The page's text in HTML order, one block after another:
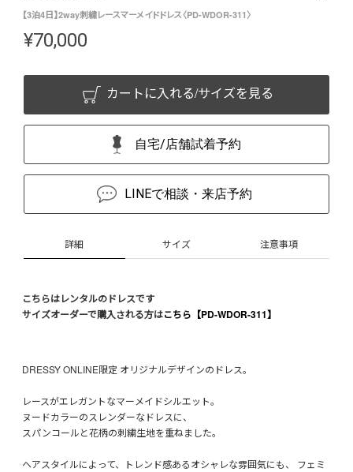
【3泊4日】2way刺繍レースマーメイドドレス〈PD-WDOR-311〉
¥70,000
カートに入れる/サイズを見る
自宅/店舗試着予約
LINEで相談・来店予約
詳細 サイズ 注意事項
こちらはレンタルのドレスです
サイズオーダーで購入される方はこちら【PD-WDOR-311】
DRESSY ONLINE限定 オリジナルデザインのドレス。
レースがエレガントなマーメイドシルエット。
ヌードカラーのスレンダーなドレスに、
スパンコールと花柄の刺繍生地を重ねました。
ヘアスタイルによって、トレンド感あるオシャレな雰囲気にも、 フェミ